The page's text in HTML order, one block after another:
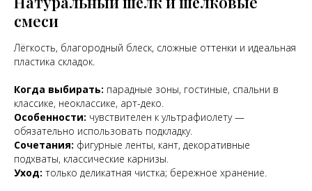
смеси
Лёгкость, благородный блеск, сложные оттенки и идеальная
пластика складок.
Когда выбирать: парадные зоны, гостиные, спальни в
классике, неоклассике, арт-деко.
Особенности: чувствителен к ультрафиолету —
обязательно использовать подкладку.
Сочетания: фигурные ленты, кант, декоративные
подхваты, классические карнизы.
Уход: только деликатная чистка; бережное хранение.